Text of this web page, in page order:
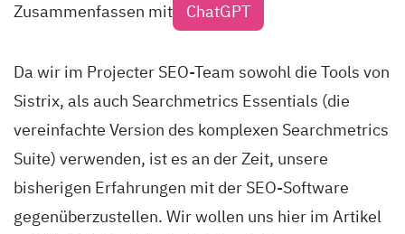
Zusammenfassen mit ChatGPT
Da wir im Projecter SEO-Team sowohl die Tools von
Sistrix, als auch Searchmetrics Essentials (die
vereinfachte Version des komplexen Searchmetrics
Suite) verwenden, ist es an der Zeit, unsere
bisherigen Erfahrungen mit der SEO-Software
gegenüberzustellen. Wir wollen uns hier im Artikel